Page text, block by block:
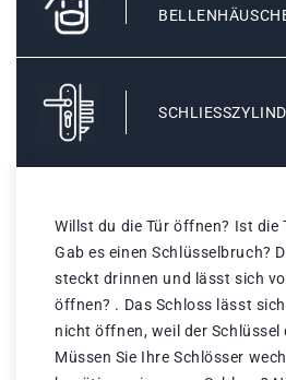
Willst du die Tür öffnen? Ist die
Gab es einen Schlüsselbruch?
steckt drinnen und lässt sich
öffnen? . Das Schloss lässt
nicht öffnen, weil der Schlüssel
Müssen Sie Ihre Schlösser